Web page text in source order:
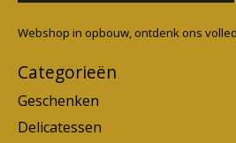
Webshop in opbouw, ontdenk ons
Categorieën
Geschenken
Delicatessen